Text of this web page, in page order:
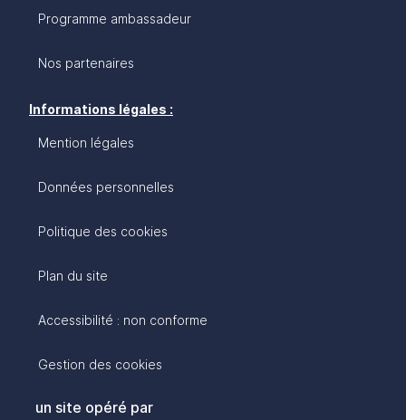
Programme ambassadeur
Nos partenaires
Informations légales :
Mention légales
Données personnelles
Politique des cookies
Plan du site
Accessibilité : non conforme
Gestion des cookies
un site opéré par